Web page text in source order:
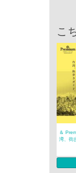
こ
＆
湾、街